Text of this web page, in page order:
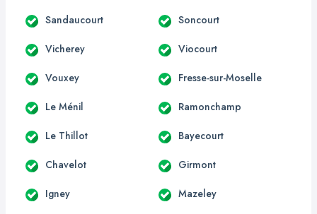
Sandaucourt Soncourt
Vicherey Viocourt
Vouxey Fresse-sur-Moselle
Le Ménil Ramonchamp
Le Thillot Bayecourt
Chavelot Girmont
Igney Mazeley